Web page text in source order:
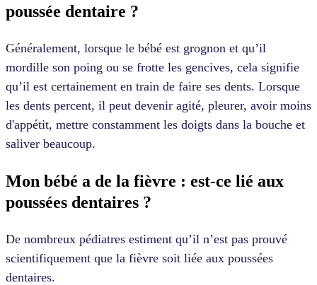
poussée dentaire ?
Généralement, lorsque le bébé est grognon et qu’il
mordille son poing ou se frotte les gencives, cela signifie
qu’il est certainement en train de faire ses dents. Lorsque
les dents percent, il peut devenir agité, pleurer, avoir moins
d'appétit, mettre constamment les doigts dans la bouche et
saliver beaucoup.
Mon bébé a de la fièvre : est-ce lié aux
poussées dentaires ?
De nombreux pédiatres estiment qu’il n’est pas prouvé
scientifiquement que la fièvre soit liée aux poussées
dentaires.